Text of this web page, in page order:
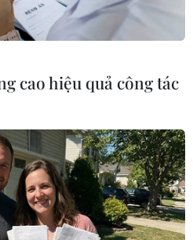
#Bảo hộ ngư dân
khí
#Vùng lãnh hải
cao hiệu quả công tác